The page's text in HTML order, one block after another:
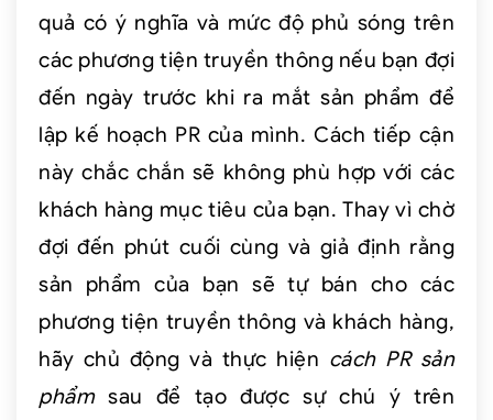
quả có ý nghĩa và mức độ phủ sóng trên
các phương tiện truyền thông nếu bạn đợi
đến ngày trước khi ra mắt sản phẩm để
lập kế hoạch PR của mình. Cách tiếp cận
này chắc chắn sẽ không phù hợp với các
khách hàng mục tiêu của bạn. Thay vì chờ
đợi đến phút cuối cùng và giả định rằng
sản phẩm của bạn sẽ tự bán cho các
phương tiện truyền thông và khách hàng,
hãy chủ động và thực hiện cách PR sản
phẩmsau để tạo được sự chú ý trên